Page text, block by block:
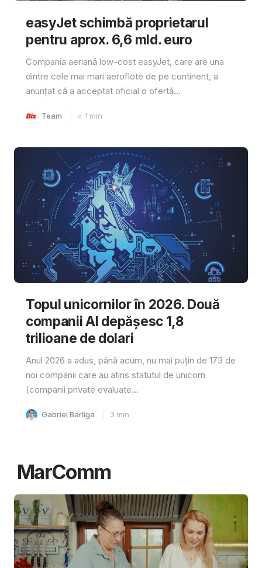
easyJet schimbă proprietarul
pentru aprox. 6,6 mld. euro
Compania aeriană low-cost easyJet, care are una
dintre cele mai mari aeroflote de pe continent, a
anunțat că a acceptat oficial o ofertă...
Team < 1 min
Topul unicornilor în 2026. Două
companii AI depășesc 1,8
trilioane de dolari
Anul 2026 a adus, până acum, nu mai puțin de 173 de
noi companii care au atins statutul de unicorn
(companii private evaluate...
Gabriel Barliga 3 min
MarComm